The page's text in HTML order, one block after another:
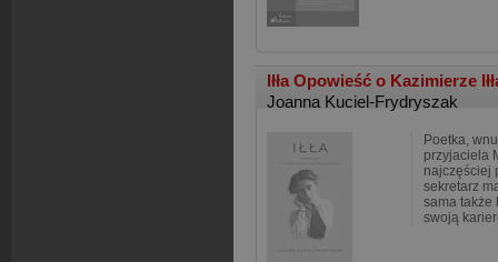
Iłła Opowieść o Kazimierze
Joanna Kuciel-Frydryszak
Poetka,
przyjaciela
najczęściej
sekretarz
sama także
swoją